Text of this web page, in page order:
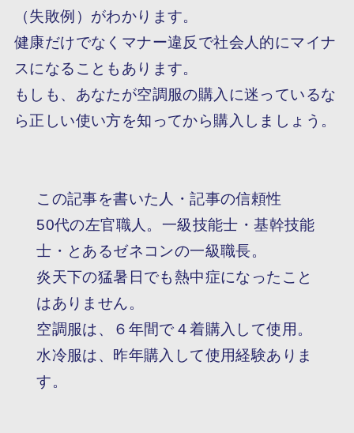
（失敗例）がわかります。
健康だけでなくマナー違反で社会人的にマイナ
スになることもあります。
もしも、あなたが空調服の購入に迷っているな
ら正しい使い方を知ってから購入しましょう。
この記事を書いた人・記事の信頼性
50代の左官職人。一級技能士・基幹技能
士・とあるゼネコンの一級職長。
炎天下の猛暑日でも熱中症になったこと
はありません。
空調服は、６年間で４着購入して使用。
水冷服は、昨年購入して使用経験ありま
す。